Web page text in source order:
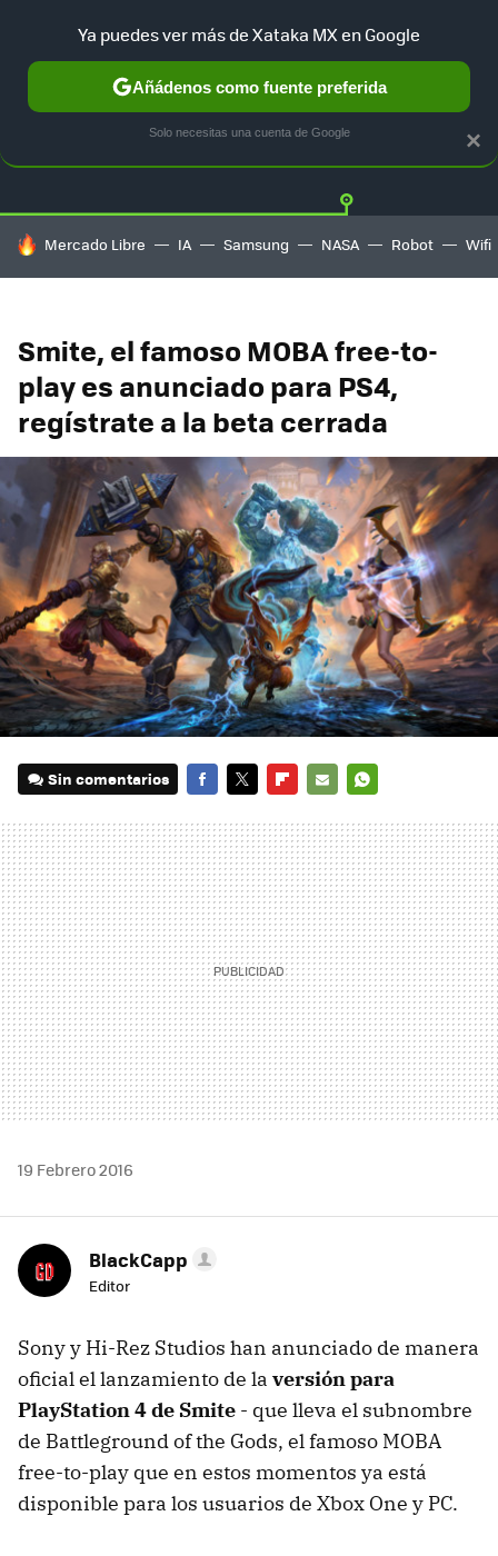
Twitter
HOY SE HABLA DE
Mercado Libre IA Samsung NASA Robot Wifi
Smite, el famoso MOBA free-to-
play es anunciado para PS4,
regístrate a la beta cerrada
Sin comentarios
MAIL
19 Febrero 2016
BlackCapp
Editor
Sony y Hi-Rez Studios han anunciado de manera
oficial el lanzamiento de la versión para
PlayStation 4 de Smite - que lleva el subnombre
de Battleground of the Gods, el famoso MOBA
free-to-play que en estos momentos ya está
disponible para los usuarios de Xbox One y PC.
×
Ya puedes ver más de Xataka MX en Google
Añádenos como fuente preferida
Solo necesitas una cuenta de Google